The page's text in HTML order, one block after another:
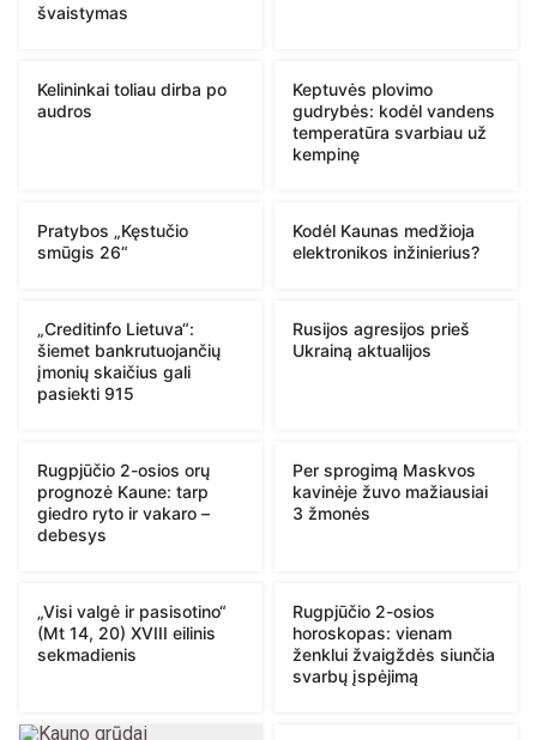
švaistymas
Kelininkai toliau dirba po
audros
Keptuvės plovimo
gudrybės: kodėl vandens
temperatūra svarbiau už
kempinę
Pratybos „Kęstučio
smūgis 26“
Kodėl Kaunas medžioja
elektronikos inžinierius?
„Creditinfo Lietuva“:
šiemet bankrutuojančių
įmonių skaičius gali
pasiekti 915
Rusijos agresijos prieš
Ukrainą aktualijos
Rugpjūčio 2-osios orų
prognozė Kaune: tarp
giedro ryto ir vakaro –
debesys
Per sprogimą Maskvos
kavinėje žuvo mažiausiai
3 žmonės
„Visi valgė ir pasisotino“
(Mt 14, 20) XVIII eilinis
sekmadienis
Rugpjūčio 2-osios
horoskopas: vienam
ženklui žvaigždės siunčia
svarbų įspėjimą